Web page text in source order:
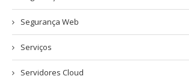
Segurança Web
Serviços
Servidores Cloud